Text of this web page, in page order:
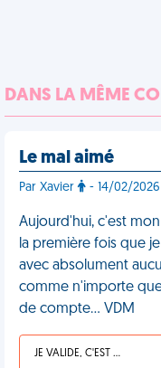
DANS LA MÊME
Le mal aimé
Par Xavier - 14/02/
Aujourd'hui, c'est
la première fois que
avec absolument
comme n'importe
de compte… VDM
JE VALIDE, C'EST UNE VDM